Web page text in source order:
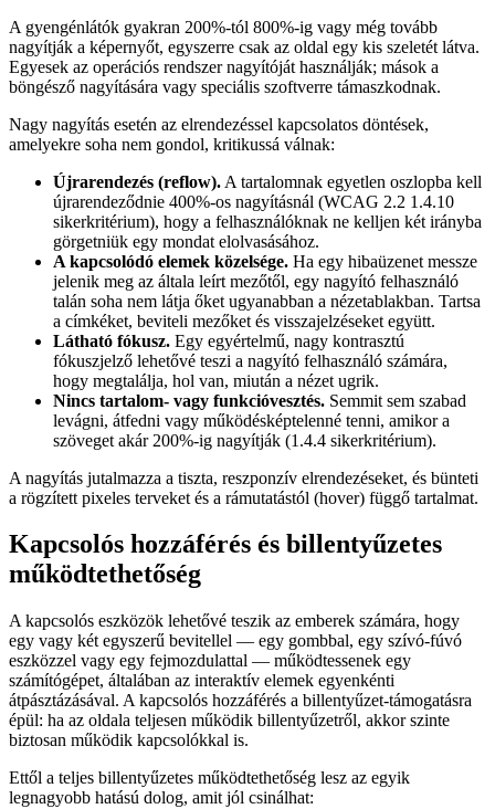
A gyengénlátók gyakran 200%-tól 800%-ig vagy még tovább
nagyítják a képernyőt, egyszerre csak az oldal egy kis szeletét látva.
Egyesek az operációs rendszer nagyítóját használják; mások a
böngésző nagyítására vagy speciális szoftverre támaszkodnak.
Nagy nagyítás esetén az elrendezéssel kapcsolatos döntések,
amelyekre soha nem gondol, kritikussá válnak:
Újrarendezés (reflow). A tartalomnak egyetlen oszlopba kell
újrarendeződnie 400%-os nagyításnál (WCAG 2.2 1.4.10
sikerkritérium), hogy a felhasználóknak ne kelljen két irányba
görgetniük egy mondat elolvasásához.
A kapcsolódó elemek közelsége. Ha egy hibaüzenet messze
jelenik meg az általa leírt mezőtől, egy nagyító felhasználó
talán soha nem látja őket ugyanabban a nézetablakban. Tartsa
a címkéket, beviteli mezőket és visszajelzéseket együtt.
Látható fókusz. Egy egyértelmű, nagy kontrasztú
fókuszjelző lehetővé teszi a nagyító felhasználó számára,
hogy megtalálja, hol van, miután a nézet ugrik.
Nincs tartalom- vagy funkcióvesztés. Semmit sem szabad
levágni, átfedni vagy működésképtelenné tenni, amikor a
szöveget akár 200%-ig nagyítják (1.4.4 sikerkritérium).
A nagyítás jutalmazza a tiszta, reszponzív elrendezéseket, és bünteti
a rögzített pixeles terveket és a rámutatástól (hover) függő tartalmat.
Kapcsolós hozzáférés és billentyűzetes
működtethetőség
A kapcsolós eszközök lehetővé teszik az emberek számára, hogy
egy vagy két egyszerű bevitellel — egy gombbal, egy szívó-fúvó
eszközzel vagy egy fejmozdulattal — működtessenek egy
számítógépet, általában az interaktív elemek egyenkénti
átpásztázásával. A kapcsolós hozzáférés a billentyűzet-támogatásra
épül: ha az oldala teljesen működik billentyűzetről, akkor szinte
biztosan működik kapcsolókkal is.
Ettől a teljes billentyűzetes működtethetőség lesz az egyik
legnagyobb hatású dolog, amit jól csinálhat: